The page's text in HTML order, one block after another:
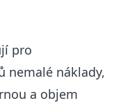
pro
nemalé náklady,
a objem